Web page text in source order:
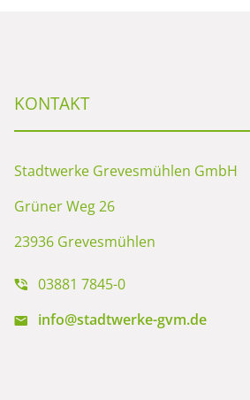
KONTAKT
Stadtwerke Grevesmühlen GmbH
Grüner Weg 26
23936 Grevesmühlen
03881 7845-0
info@stadtwerke-gvm.de